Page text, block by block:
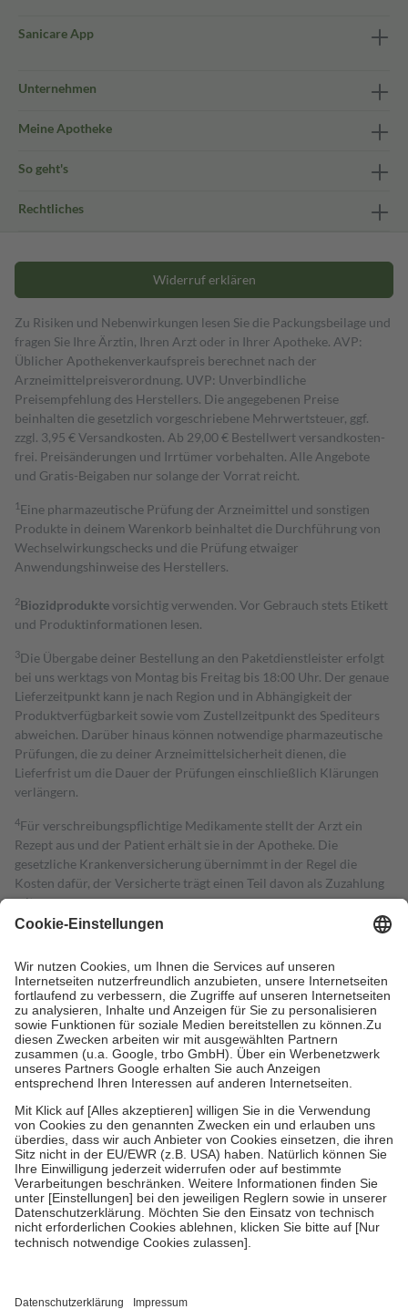
Sanicare App
Unternehmen
Meine Apotheke
So geht's
Rechtliches
Widerruf erklären
Zu Risiken und Nebenwirkungen lesen Sie die Packungsbeilage und
fragen Sie Ihre Ärztin, Ihren Arzt oder in Ihrer Apotheke. AVP:
Üblicher Apothekenverkaufspreis berechnet nach der
Arzneimittelpreisverordnung. UVP: Unverbindliche
Preisempfehlung des Herstellers. Die angegebenen Preise
beinhalten die gesetzlich vorgeschriebene Mehrwertsteuer, ggf.
zzgl. 3,95 € Versandkosten. Ab 29,00 € Bestell­wert versand­kosten­
frei. Preisänderungen und Irrtümer vorbehalten. Alle Angebote
und Gratis-Beigaben nur solange der Vorrat reicht.
1 Eine pharmazeutische Prüfung der Arzneimittel und sonstigen
Produkte in deinem Warenkorb beinhaltet die Durchführung von
Wechselwirkungschecks und die Prüfung etwaiger
Anwendungshinweise des Herstellers.
2Biozidproduktevorsichtig verwenden. Vor Gebrauch stets Etikett
und Produktinformationen lesen.
3Die Übergabe deiner Bestellung an den Paketdienstleister erfolgt
bei uns werktags von Montag bis Freitag bis 18:00 Uhr. Der genaue
Lieferzeitpunkt kann je nach Region und in Abhängigkeit der
Produktverfügbarkeit sowie vom Zustellzeitpunkt des Spediteurs
abweichen. Darüber hinaus können notwendige pharmazeutische
Prüfungen, die zu deiner Arzneimittelsicherheit dienen, die
Lieferfrist um die Dauer der Prüfungen einschließlich Klärungen
verlängern.
4Für verschreibungspflichtige Medikamente stellt der Arzt ein
Rezept aus und der Patient erhält sie in der Apotheke. Die
gesetzliche Krankenversicherung übernimmt in der Regel die
Kosten dafür, der Versicherte trägt einen Teil davon als Zuzahlung
mit.
Grundsätzlich leisten Mitglieder Zuzahlungen in Höhe von zehn
höchstens zehn Euro.
Es sind jedoch nie mehr als die tatsächlichen
Kosten der Leistung zu entrichten.
Diese Regeln gelten grundsätzlich auch für Online-Apotheken.
Bei Heilmitteln und häuslicher Krankenpflege beträgt die
Zuzahlung zehn Prozent der Kosten sowie zehn Euro je
Verordnung.
Um das Engagement der Versicherten für ihre eigene Gesundheit zu
stärken und die besondere Stellung der Familie zu unterstützen,
fallenkeine Zuzahlungenan bei:
• Kindern und Jugendlichen bis zum vollendeten 18. Lebensjahr
mit Ausnahme der Fahrkosten
• Untersuchungen zur Vorsorge und Früherkennung, die von der
GKV getragen werden
• empfohlenen Schutzimpfungen
• Harn- und Blutteststreifen
getroffen, um sicherzustellen, dass es sich um echte Bewertungen